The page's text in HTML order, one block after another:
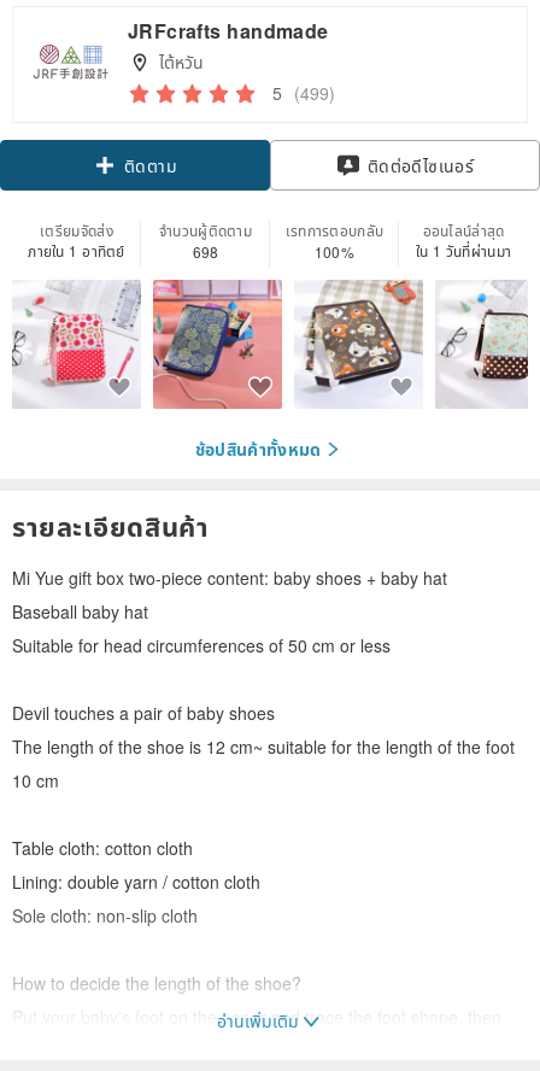
JRFcrafts handmade
ไต้หวัน
5 (499)
ติดตาม
ติดต่อดีไซเนอร์
เตรียมจัดส่ง
ภายใน 1 อาทิตย์
จำนวนผู้ติดตาม
698
เรทการตอบกลับ
100%
ออนไลน์ล่าสุด
ใน 1 วันที่ผ่านมา
ช้อปสินค้าทั้งหมด
รายละเอียดสินค้า
Mi Yue gift box two-piece content: baby shoes + baby hat
Baseball baby hat
Suitable for head circumferences of 50 cm or less
Devil touches a pair of baby shoes
The length of the shoe is 12 cm~ suitable for the length of the foot
10 cm
Table cloth: cotton cloth
Lining: double yarn / cotton cloth
Sole cloth: non-slip cloth
How to decide the length of the shoe?
Put your baby's foot on the paper and trace the foot shape, then
อ่านเพิ่มเติม